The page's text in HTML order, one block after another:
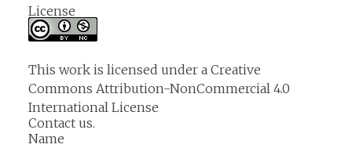
License
This work is licensed under a Creative
Commons Attribution-NonCommercial 4.0
International License
Contact us.
Name